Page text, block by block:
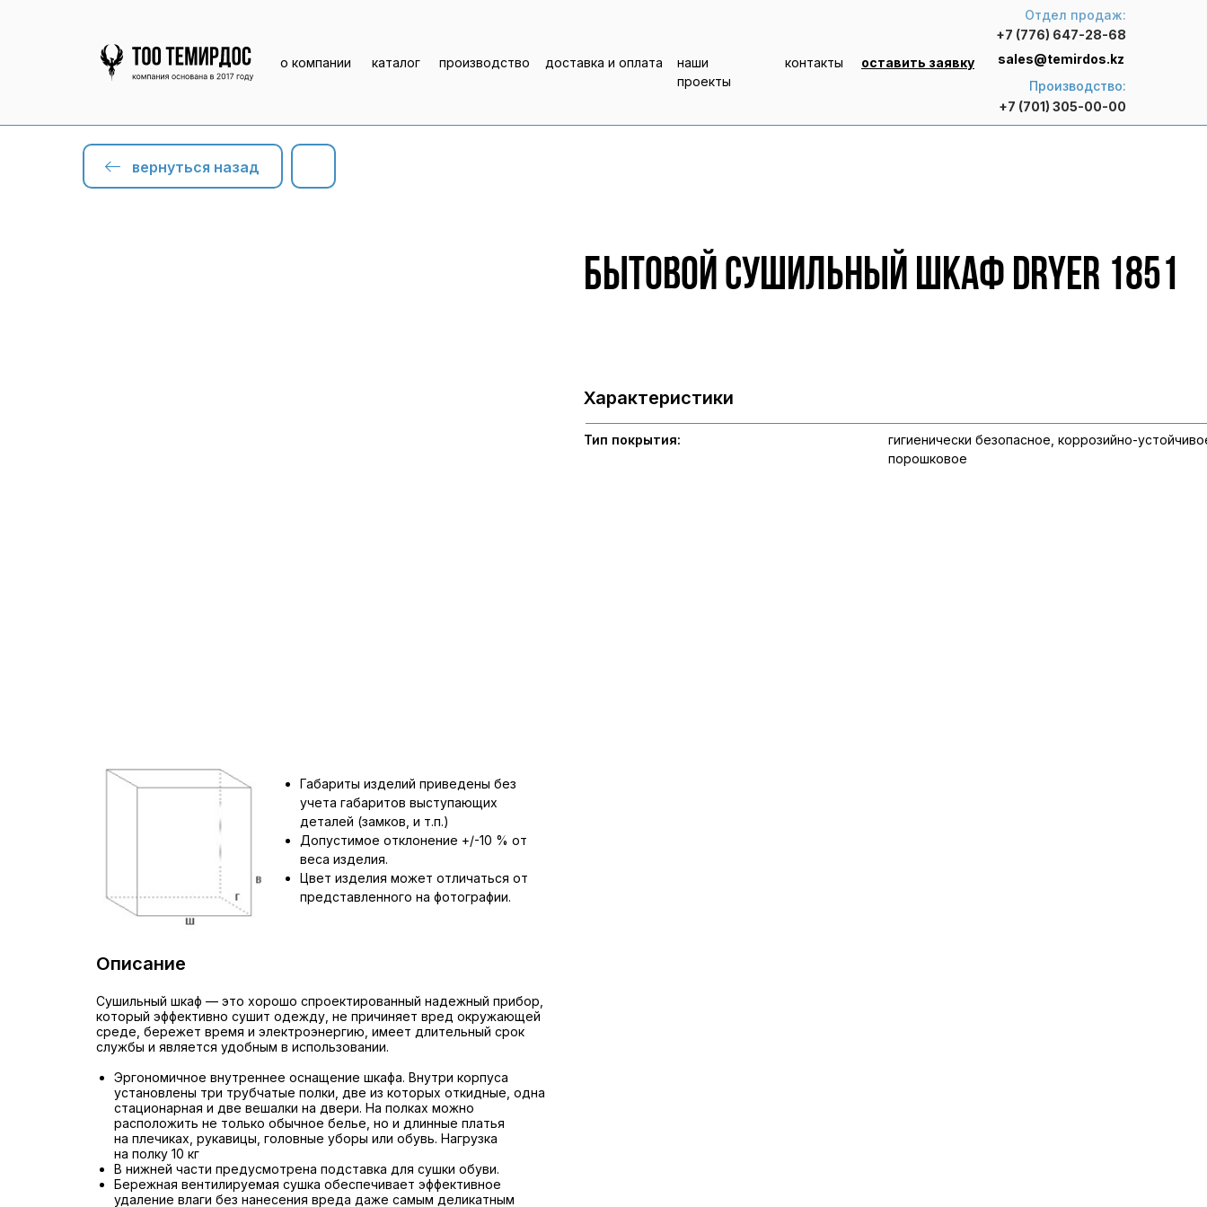
контакты оставить заявку
наши
проекты
производство доставка и оплата
каталог
о компании
Отдел продаж:
+7 (776) 647-28-68
Производство:
+7 (701) 305-00-00
sales@temirdos.kz
вернуться назад
Бытовой сушильный шкаф Dryer 1851
Описание
Сушильный шкаф — это хорошо спроектированный надежный прибор,
который эффективно сушит одежду, не причиняет вред окружающей
среде, бережет время и электроэнергию, имеет длительный срок
службы и является удобным в использовании.
Эргономичное внутреннее оснащение шкафа. Внутри корпуса
установлены три трубчатые полки, две из которых откидные, одна
стационарная и две вешалки на двери. На полках можно
расположить не только обычное белье, но и длинные платья
на плечиках, рукавицы, головные уборы или обувь. Нагрузка
на полку 10 кг
В нижней части предусмотрена подставка для сушки обуви.
Бережная вентилируемая сушка обеспечивает эффективное
удаление влаги без нанесения вреда даже самым деликатным
Габариты изделий приведены без
учета габаритов выступающих
деталей (замков, и т.п.)
Допустимое отклонение +/-10 % от
веса изделия.
Цвет изделия может отличаться от
представленного на фотографии.
Характеристики
гигиенически безопасное, коррозийно-
порошковое
Тип покрытия: